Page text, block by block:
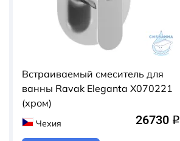
Встраиваемый смеситель для
ванны Ravak Eleganta X070221
(хром)
Чехия 26730 q